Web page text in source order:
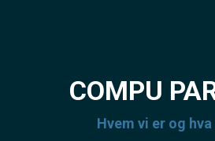
COMPU
Hvem vi er og